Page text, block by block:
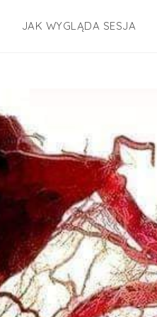
JAK WYGLĄDA SESJA